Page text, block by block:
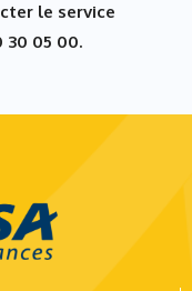
le service
30 05 00.